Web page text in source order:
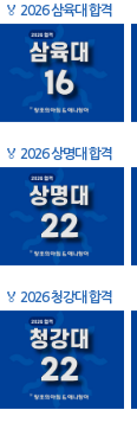
🏅 2026 삼육대 합격
🏅 2026 상명대 합격
🏅 2026 청강대 합격